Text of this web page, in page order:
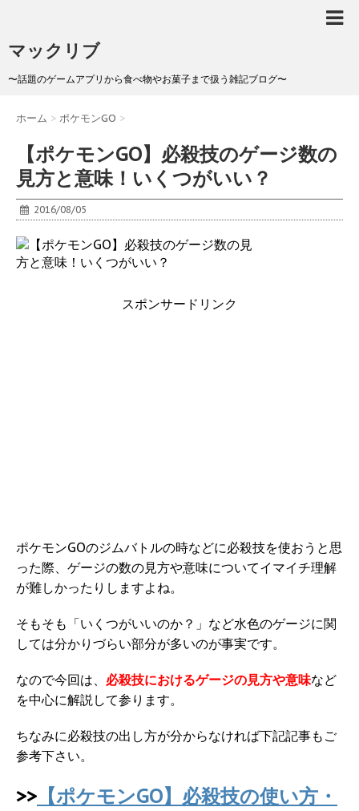
マックリブ
〜話題のゲームアプリから食べ物やお菓子まで扱う雑記ブログ〜
ホーム > ポケモンGO >
【ポケモンGO】必殺技のゲージ数の
見方と意味！いくつがいい？
2016/08/05
スポンサードリンク
ポケモンGOのジムバトルの時などに必殺技を使おうと思
った際、ゲージの数の見方や意味についてイマイチ理解
が難しかったりしますよね。
そもそも「いくつがいいのか？」など水色のゲージに関
しては分かりづらい部分が多いのが事実です。
なので今回は、 必殺技におけるゲージの見方や意味など
を中心に解説して参ります。
ちなみに必殺技の出し方が分からなければ下記記事もご
参考下さい。
>> 【ポケモンGO】必殺技の使い方・